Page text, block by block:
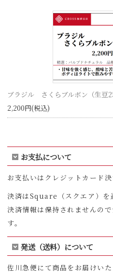
ブラジル さくらブルボン（生豆
2,200円(税込)
お支払について
お支払いはクレジットカード決
決済はSquare（スクエア）を
決済情報は保持されませんの
す。
発送（送料）について
佐川急便にて商品をお届けいた